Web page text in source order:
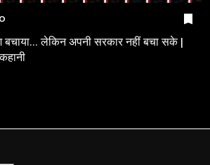
बचाया... लेकिन अपनी सरकार नहीं बचा सके |